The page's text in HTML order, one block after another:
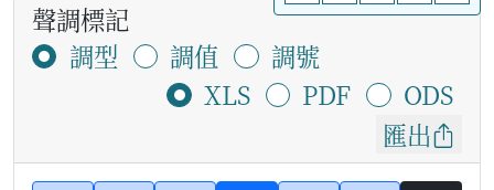
聲調標記
調型
調值
調號
XLS
PDF
ODS
匯出